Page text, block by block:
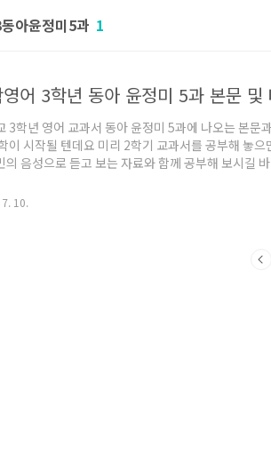
아윤정미5과 1
어 3학년 동아 윤정미 5과 본문 및
3학년 영어 교과서 동아 윤정미 5과에 나오는 본문
이 시작될 텐데요 미리 2학기 교과서를 공부해 놓
의 음성으로 듣고 보는 자료와 함께 공부해 보시길
과 본문 듣기 본문 듣기 이후에는 첨부된 자료를 통해
10.